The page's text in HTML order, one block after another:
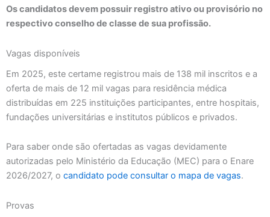
Os candidatos devem possuir registro ativo ou provisório no
respectivo conselho de classe de sua profissão.
Vagas disponíveis
Em 2025, este certame registrou mais de 138 mil inscritos e a
oferta de mais de 12 mil vagas para residência médica
distribuídas em 225 instituições participantes, entre hospitais,
fundações universitárias e institutos públicos e privados.
Para saber onde são ofertadas as vagas devidamente
autorizadas pelo Ministério da Educação (MEC) para o Enare
2026/2027, o candidato pode consultar o mapa de vagas.
Provas